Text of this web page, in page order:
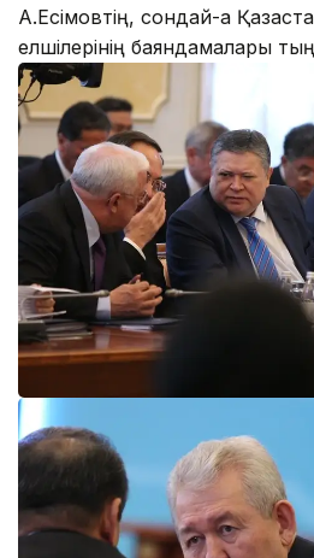
А.Есімовтің, сондай-ақ
елшілерінің баяндамалары